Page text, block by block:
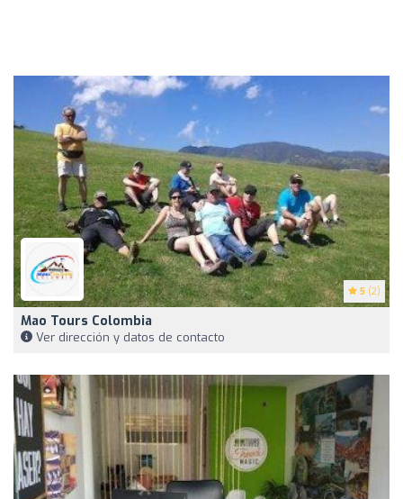
5 (2)
Mao Tours Colombia
Ver dirección y datos de contacto